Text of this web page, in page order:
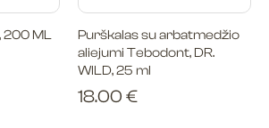
200 ML
Purškalas su arbatmedžio
aliejumi Tebodont, DR.
WILD, 25 ml
18.00 €